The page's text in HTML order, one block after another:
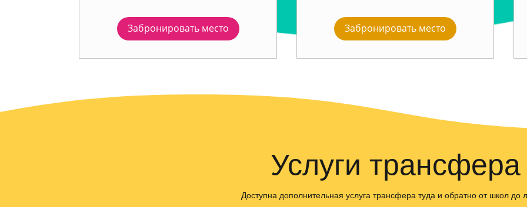
Забронировать место Забронировать место
Услуги трансфера
Доступна дополнительная услуга трансфера туда и обратно от школ до